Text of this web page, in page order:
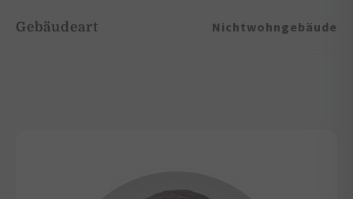
Gebäudeart Nichtwohngebäude